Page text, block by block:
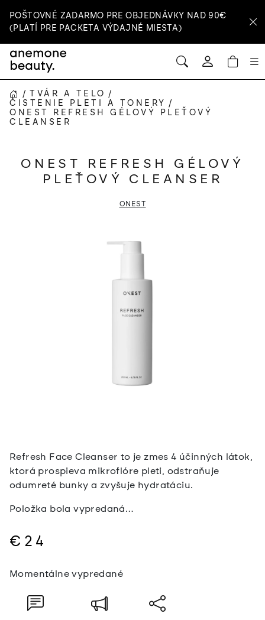
na
obsah
POŠTOVNÉ ZADARMO PRE OBJEDNÁVKY NAD 90€
(PLATÍ PRE PACKETA VÝDAJNÉ MIESTA)
HĽADAŤ
Prihlásenie
DOMOV
/ TVÁR A TELO /
ČISTENIE PLETI A TONERY /
ONEST REFRESH GÉLOVÝ PLEŤOVÝ
CLEANSER
Refresh Face Cleanser to je zmes 4 účinných látok,
ktorá prospieva mikroflóre pleti, odstraňuje
odumreté bunky a zvyšuje hydratáciu.
Položka bola vypredaná…
€24
cena:
Momentálne vypredané
ONEST REFRESH GÉLOVÝ
PLEŤOVÝ CLEANSER
ONEST